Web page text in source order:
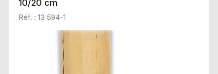
10/20 cm
Réf. : 13 594-1